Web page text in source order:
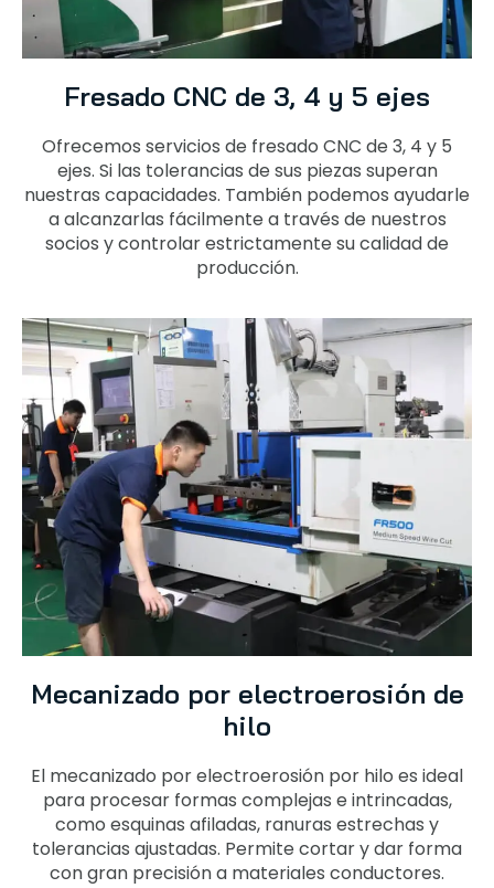
Fresado CNC de 3, 4 y 5 ejes
Ofrecemos servicios de fresado CNC de 3, 4 y 5
ejes. Si las tolerancias de sus piezas superan
nuestras capacidades. También podemos ayudarle
a alcanzarlas fácilmente a través de nuestros
socios y controlar estrictamente su calidad de
producción.
Mecanizado por electroerosión de
hilo
El mecanizado por electroerosión por hilo es ideal
para procesar formas complejas e intrincadas,
como esquinas afiladas, ranuras estrechas y
tolerancias ajustadas. Permite cortar y dar forma
con gran precisión a materiales conductores.